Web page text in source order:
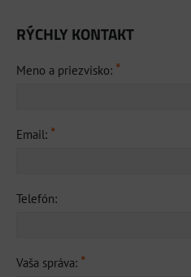
RÝCHLY KONTAKT
Meno a priezvisko: *
Email: *
Telefón:
Vaša správa: *